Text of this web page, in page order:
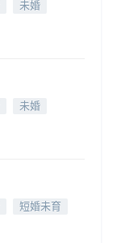
未婚
未婚
短婚未育